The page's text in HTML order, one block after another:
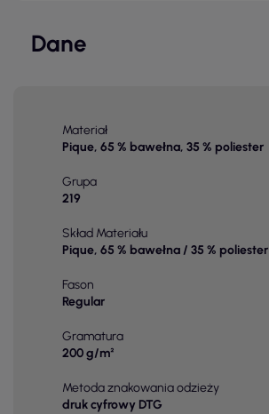
Dane
Materiał
Pique, 65 % bawełna, 35 % poliester
Grupa
219
Skład Materiału
Pique, 65 % bawełna / 35 % poliester
Fason
Regular
Gramatura
200 g/m²
Metoda znakowania odzieży
druk cyfrowy DTG